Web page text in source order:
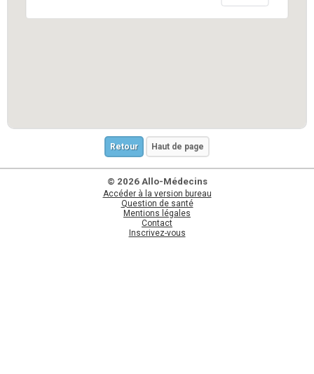
Retour Haut de page
© 2026 Allo-Médecins
Accéder à la version bureau
Question de santé
Mentions légales
Contact
Inscrivez-vous